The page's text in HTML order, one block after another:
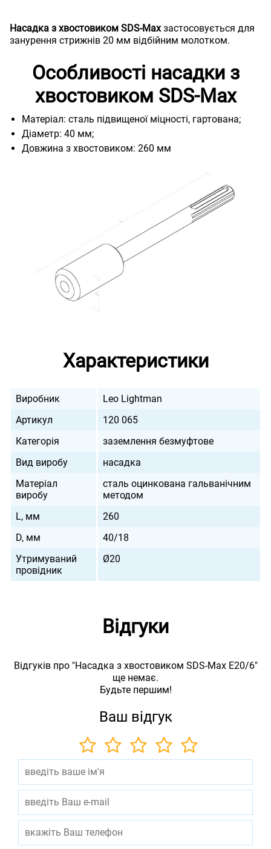
Насадка з хвостовиком SDS-Maxзастосовується для
занурення стрижнів 20 мм відбійним молотком.
Особливості насадки з
хвостовиком SDS-Max
Матеріал: сталь підвищеної міцності, гартована;
Діаметр: 40 мм;
Довжина з хвостовиком: 260 мм
Характеристики
Виробник
Leo Lightman
Артикул
120 065
Категорія
заземлення безмуфтове
Вид виробу
насадка
Матеріал
виробу
сталь оцинкована гальванічним
методом
L, мм
260
D, мм
40/18
Утримуваний
провідник
Ø20
Відгуки
Відгуків про "Насадка з хвостовиком SDS-Max E20/6"
ще немає.
Будьте першим!
Ваш відгук